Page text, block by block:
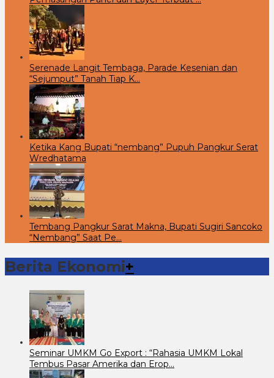
Serenade Langit Tembaga, Parade Kesenian dan
“Sejumput” Tanah Tiap K…
Ketika Kang Bupati “nembang” Pupuh Pangkur Serat
Wredhatama
Tembang Pangkur Sarat Makna, Bupati Sugiri Sancoko
“Nembang” Saat Pe…
Berita Ekonomi+
Seminar UMKM Go Export : “Rahasia UMKM Lokal
Tembus Pasar Amerika dan Erop…